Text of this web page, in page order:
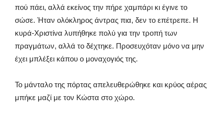
πού πάει, αλλά εκείνος την πήρε χαμπάρι κι έγινε το
σώσε. Ήταν ολόκληρος άντρας πια, δεν το επέτρεπε. Η
κυρά-Χριστίνα λυπήθηκε πολύ για την τροπή των
πραγμάτων, αλλά το δέχτηκε. Προσευχόταν μόνο να μην
έχει μπλέξει κάπου ο μοναχογιός της.
Το μάνταλο της πόρτας απελευθερώθηκε και κρύος αέρας
μπήκε μαζί με τον Κώστα στο χώρο.